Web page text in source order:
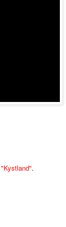
"Kystland".